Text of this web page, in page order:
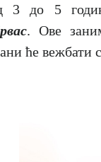
3 до 5
. Ове
ће вежбати